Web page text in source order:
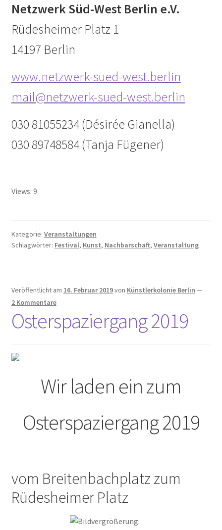
Tagesstatistik
In Memorian
Kaffeetreffen
Kalender 2021
Kontakt
100 Jahre Wohngeschichte Vonovia
Angriff auf die rote Hungerburg in Neue Zürcher Zeitung
zurückkaufen in Berliner Morgenpost
Bewohner leiden unter Mieterhöhungen Berlin soll
Das Quartier der Lebenskünstler in Wilmersdorf in
Berliner Morgenpost
Demo für mehr Mieterschutz zieht durch Wilmersdorf
Netzwerk Süd-West Berlin e.V.
Rüdesheimer Platz 1
14197 Berlin
www.netzwerk-sued-west.berlin
mail@netzwerk-sued-west.berlin
030 81055234 (Désirée Gianella)
030 89748584 (Tanja Fügener)
Views: 9
Kategorie: Veranstaltungen
Schlagwörter: Festival, Kunst, Nachbarschaft, Veranstaltung
Veröffentlicht am 16. Februar 2019von Künstlerkolonie Berlin —
2 Kommentare
Osterspaziergang 2019
Wir laden ein zum
Osterspaziergang 2019
vom Breitenbachplatz zum
Rüdesheimer Platz